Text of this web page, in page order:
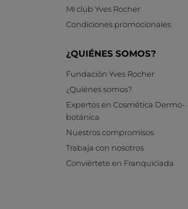
Mi club Yves Rocher
Condiciones promocionales
¿QUIÉNES SOMOS?
Fundación Yves Rocher
¿Quiénes somos?
Expertos en Cosmética Dermo-
botánica
Nuestros compromisos
Trabaja con nosotros
Conviértete en Franquiciada